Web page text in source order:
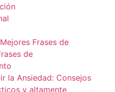
Frases de
de
la Ansiedad: Consejos
y altamente